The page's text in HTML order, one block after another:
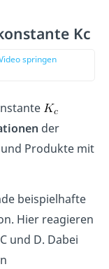
Kc
springen
der
und Produkte mit
beispielhafte
Hier reagieren
und D. Dabei